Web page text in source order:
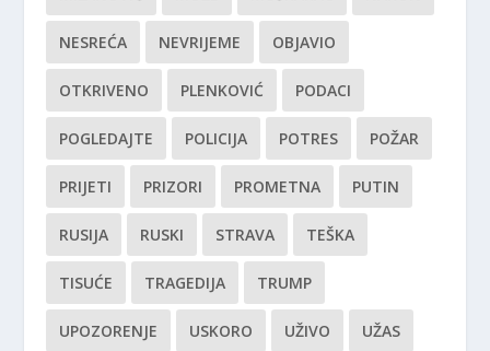
NESREĆA NEVRIJEME OBJAVIO
OTKRIVENO PLENKOVIĆ PODACI
POGLEDAJTE POLICIJA POTRES POŽAR
PRIJETI PRIZORI PROMETNA PUTIN
RUSIJA RUSKI STRAVA TEŠKA
TISUĆE TRAGEDIJA TRUMP
UPOZORENJE USKORO UŽIVO UŽAS